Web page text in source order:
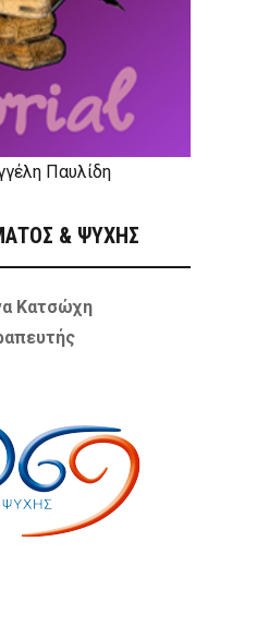
Παυλίδη
& ΨΥΧΗΣ
Κατσώχη